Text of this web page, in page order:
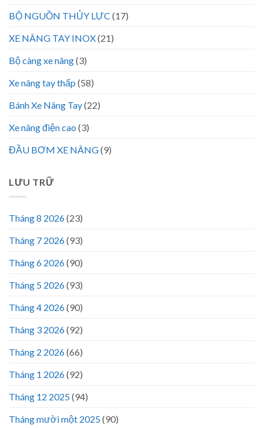
BỘ NGUỒN THỦY LỰC (17)
XE NÂNG TAY INOX(21)
Bộ càng xe nâng(3)
Xe nâng tay thấp (58)
Bánh Xe Nâng Tay(22)
Xe nâng điện cao (3)
ĐẦU BƠM XE NÂNG(9)
LƯU TRỮ
Tháng 8 2026(23)
Tháng 7 2026(93)
Tháng 6 2026(90)
Tháng 5 2026(93)
Tháng 4 2026(90)
Tháng 3 2026(92)
Tháng 2 2026(66)
Tháng 1 2026(92)
Tháng 12 2025(94)
Tháng mười một 2025(90)